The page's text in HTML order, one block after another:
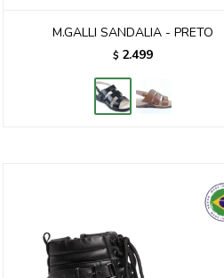
M.GALLI SANDALIA - PRETO
$ 2.499